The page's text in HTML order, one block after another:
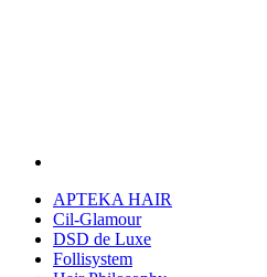
APTEKA HAIR
Cil-Glamour
DSD de Luxe
Follisystem